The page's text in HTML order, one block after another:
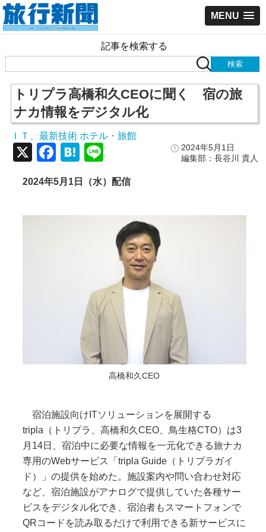
MENU
記事を検索する
トリプラ高橋和久CEOに聞く 宿の旅
ナカ情報をデジタル化
ＩＴ、最新技術 ホテル・旅館
2024年5月1日
編集部：長谷川 貴人
X Facebook
Hatena
2024年5月1日（水）配信
高橋和久CEO
宿泊施設向けITソリューションを展開する
tripla（トリプラ、高橋和久CEO、鳥生格CTO）は3
月14日、宿泊中に必要な情報を一元化できる旅ナカ
専用のWebサービス「tripla Guide（トリプラガイ
ド）」の提供を始めた。施設案内や問い合わせ対応
など、宿泊施設がアナログで提供していた各種サー
ビスをデジタル化でき、宿泊者もスマートフォンで
QRコードを読み取るだけで利用できる新サービスに